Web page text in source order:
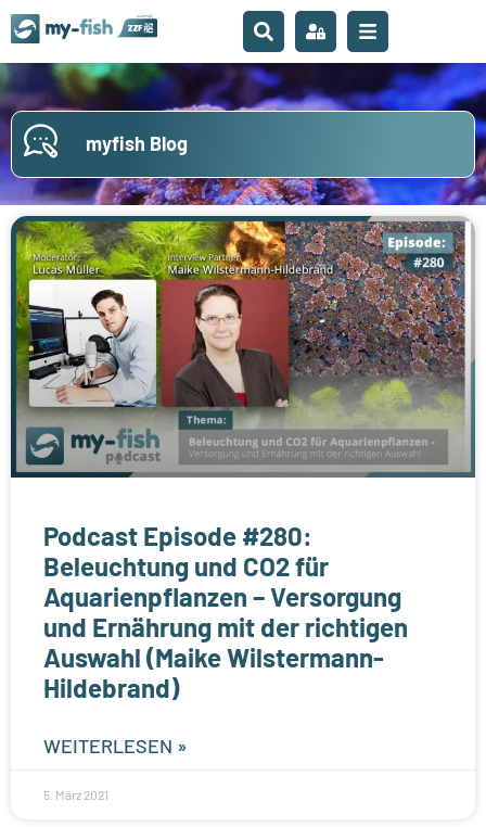
myfish Blog
Podcast Episode #280:
Beleuchtung und CO2 für
Aquarienpflanzen – Versorgung
und Ernährung mit der richtigen
Auswahl (Maike Wilstermann-
Hildebrand)
WEITERLESEN »
5. März 2021